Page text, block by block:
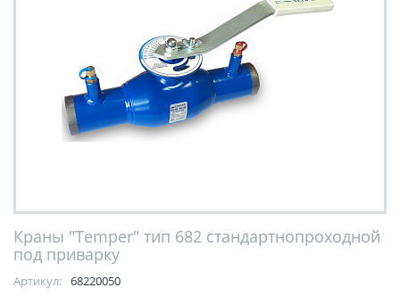
Краны "Temper" тип 682 стандартнопроходной
под приварку
Артикул: 68220050